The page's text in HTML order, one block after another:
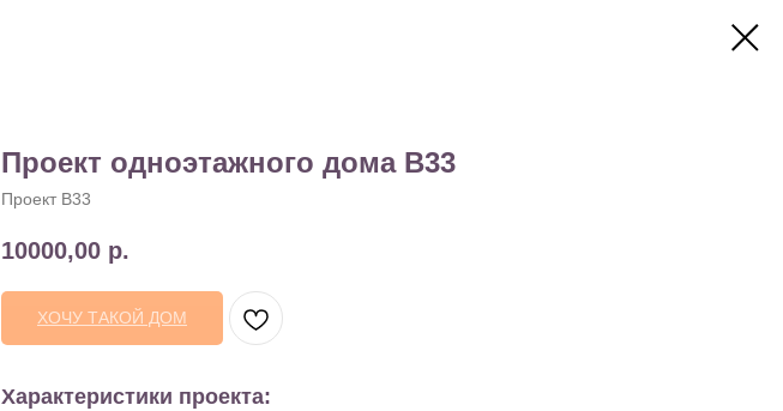
Проект одноэтажного дома B33
Проект B33
10000,00 р.
ХОЧУ ТАКОЙ ДОМ
Характеристики проекта: